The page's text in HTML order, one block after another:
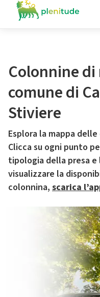
Colonnine
comune di
Stiviere
Esplora la mappa
Clicca su ogni punto
tipologia della presa e
visualizzare la
colonnina, scarica